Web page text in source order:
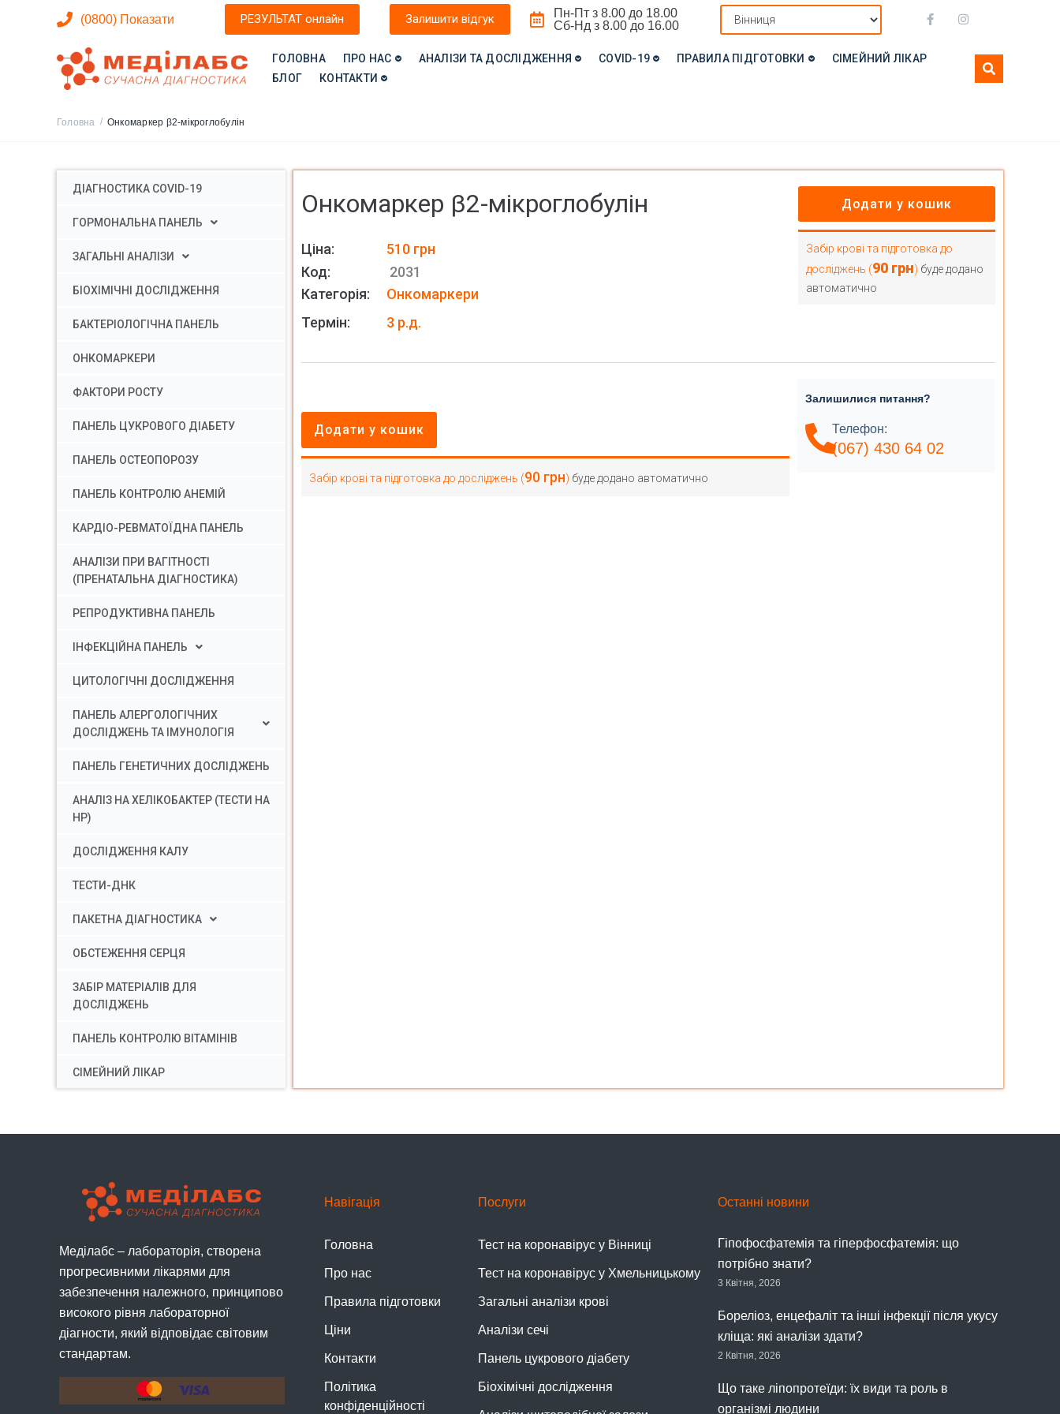
(0800) Показати РЕЗУЛЬТАТ онлайн Залишити відгук
Пн-Пт з 8.00 до 18.00
Сб-Нд з 8.00 до 16.00
ГОЛОВНА ПРО НАС АНАЛІЗИ ТА ДОСЛІДЖЕННЯ COVID-19 ПРАВИЛА ПІДГОТОВКИ
СІМЕЙНИЙ ЛІКАР
БЛОГ
КОНТАКТИ
Головна / Онкомаркер β2-мікроглобулін
ДІАГНОСТИКА COVID-19
ГОРМОНАЛЬНА ПАНЕЛЬ
ЗАГАЛЬНІ АНАЛІЗИ
БІОХІМІЧНІ ДОСЛІДЖЕННЯ
БАКТЕРІОЛОГІЧНА ПАНЕЛЬ
ОНКОМАРКЕРИ
ФАКТОРИ РОСТУ
ПАНЕЛЬ ЦУКРОВОГО ДІАБЕТУ
ПАНЕЛЬ ОСТЕОПОРОЗУ
ПАНЕЛЬ КОНТРОЛЮ АНЕМІЙ
КАРДІО-РЕВМАТОЇДНА ПАНЕЛЬ
АНАЛІЗИ ПРИ ВАГІТНОСТІ
(ПРЕНАТАЛЬНА ДІАГНОСТИКА)
РЕПРОДУКТИВНА ПАНЕЛЬ
ІНФЕКЦІЙНА ПАНЕЛЬ
ЦИТОЛОГІЧНІ ДОСЛІДЖЕННЯ
ПАНЕЛЬ АЛЕРГОЛОГІЧНИХ
ДОСЛІДЖЕНЬ ТА ІМУНОЛОГІЯ
ПАНЕЛЬ ГЕНЕТИЧНИХ ДОСЛІДЖЕНЬ
АНАЛІЗ НА ХЕЛІКОБАКТЕР (ТЕСТИ НА
HP)
ДОСЛІДЖЕННЯ КАЛУ
ТЕСТИ-ДНК
ПАКЕТНА ДІАГНОСТИКА
ОБСТЕЖЕННЯ СЕРЦЯ
ЗАБІР МАТЕРІАЛІВ ДЛЯ
ДОСЛІДЖЕНЬ
ПАНЕЛЬ КОНТРОЛЮ ВІТАМІНІВ
СІМЕЙНИЙ ЛІКАР
Онкомаркер β2-мікроглобулін
510 грн
Код:
2031
Категорія:
Онкомаркери
Термін:
3 р.д.
Додати у кошик
Забір крові та підготовка до
досліджень (90 грн) буде додано
автоматично
Додати у кошик
Забір крові та підготовка до досліджень (90 грн) буде додано автоматично
Залишилися питання?
Телефон:
(067) 430 64 02
Меділабс – лабораторія, створена
прогресивними лікарями для
забезпечення належного, принципово
високого рівня лабораторної
діагности, який відповідає світовим
стандартам.
Навігація
Головна
Про нас
Правила підготовки
Ціни
Контакти
Політика
конфіденційності
Послуги
Тест на коронавірус у Вінниці
Тест на коронавірус у Хмельницькому
Загальні аналізи крові
Аналізи сечі
Панель цукрового діабету
Біохімічні дослідження
Останні новини
Гіпофосфатемія та гіперфосфатемія: що
потрібно знати?
3 Квітня, 2026
Бореліоз, енцефаліт та інші інфекції після укусу
кліща: які аналізи здати?
2 Квітня, 2026
Що таке ліпопротеїди: їх види та роль в
організмі людини